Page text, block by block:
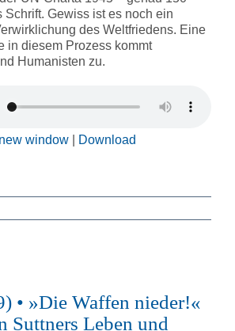
Schrift. Gewiss ist es noch ein
des Weltfriedens. Eine
in diesem Prozess kommt
Humanisten zu.
window
Download
• »Die Waffen nieder!«
Suttners Leben und